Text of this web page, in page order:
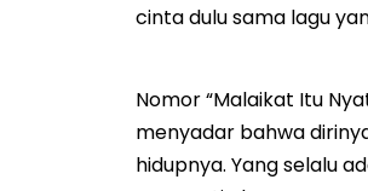
cinta dulu sama lagu
Nomor “Malaikat Itu
menyadar bahwa
hidupnya. Yang selalu